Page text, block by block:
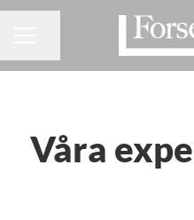
Våra